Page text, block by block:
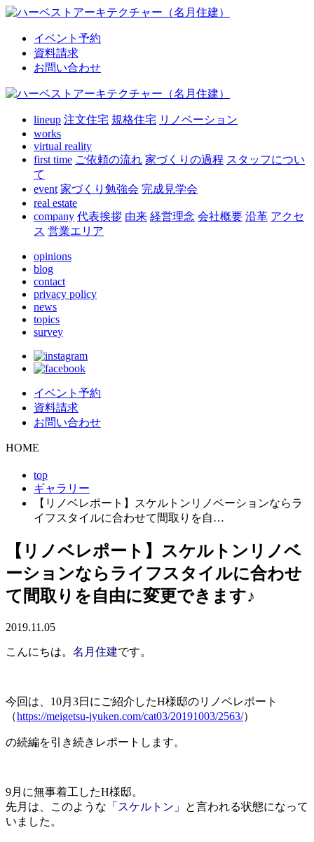
イベント予約
資料請求
お問い合わせ
lineup 注文住宅 規格住宅 リノベーション
works
virtual reality
first time ご依頼の流れ 家づくりの過程 スタッフについ
て
event 家づくり勉強会 完成見学会
real estate
company 代表挨拶 由来 経営理念 会社概要 沿革 アクセ
ス 営業エリア
opinions
blog
contact
privacy policy
news
topics
survey
イベント予約
資料請求
お問い合わせ
HOME
top
ギャラリー
【リノベレポート】スケルトンリノベーションならラ
イフスタイルに合わせて間取りを自…
【リノベレポート】スケルトンリノベ
ーションならライフスタイルに合わせ
て間取りを自由に変更できます♪
2019.11.05
こんにちは。 名月住建です。
今回は、10月3日にご紹介したH様邸のリノベレポート
（https://meigetsu-jyuken.com/cat03/20191003/2563/）
の続編を引き続きレポートします。
9月に無事着工したH様邸。
先月は、このような 「スケルトン」
と言われる状態になって
いました。